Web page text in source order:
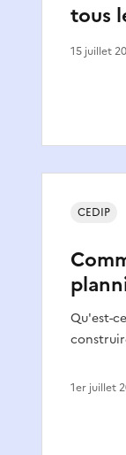
tous
15 juillet
Qu'est-
CEDIP
1er juillet